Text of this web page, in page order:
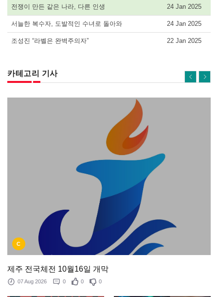
전쟁이 만든 같은 나라, 다른 인생 24 Jan 2025
서늘한 복수자, 도발적인 수녀로 돌아와 24 Jan 2025
조성진 “라벨은 완벽주의자” 22 Jan 2025
카테고리 기사
C
제주 전국체전 10월16일 개막
07 Aug 2026 0 0 0